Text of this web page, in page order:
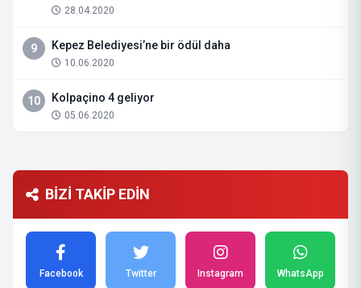
28.04.2020
9 Kepez Belediyesi’ne bir ödül daha
10.06.2020
10 Kolpaçino 4 geliyor
05.06.2020
BİZİ TAKİP EDİN
Facebook Twitter Instagram WhatsApp